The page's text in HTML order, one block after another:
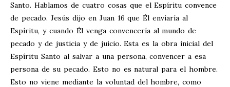
Santo. Hablamos de cuatro cosas que el Espíritu convence
de pecado. Jesús dijo en Juan 16 que Él enviaría al
Espíritu, y cuando Él venga convencería al mundo de
pecado y de justicia y de juicio. Esta es la obra inicial del
Espíritu Santo al salvar a una persona, convencer a esa
persona de su pecado. Esto no es natural para el hombre.
Esto no viene mediante la voluntad del hombre, como